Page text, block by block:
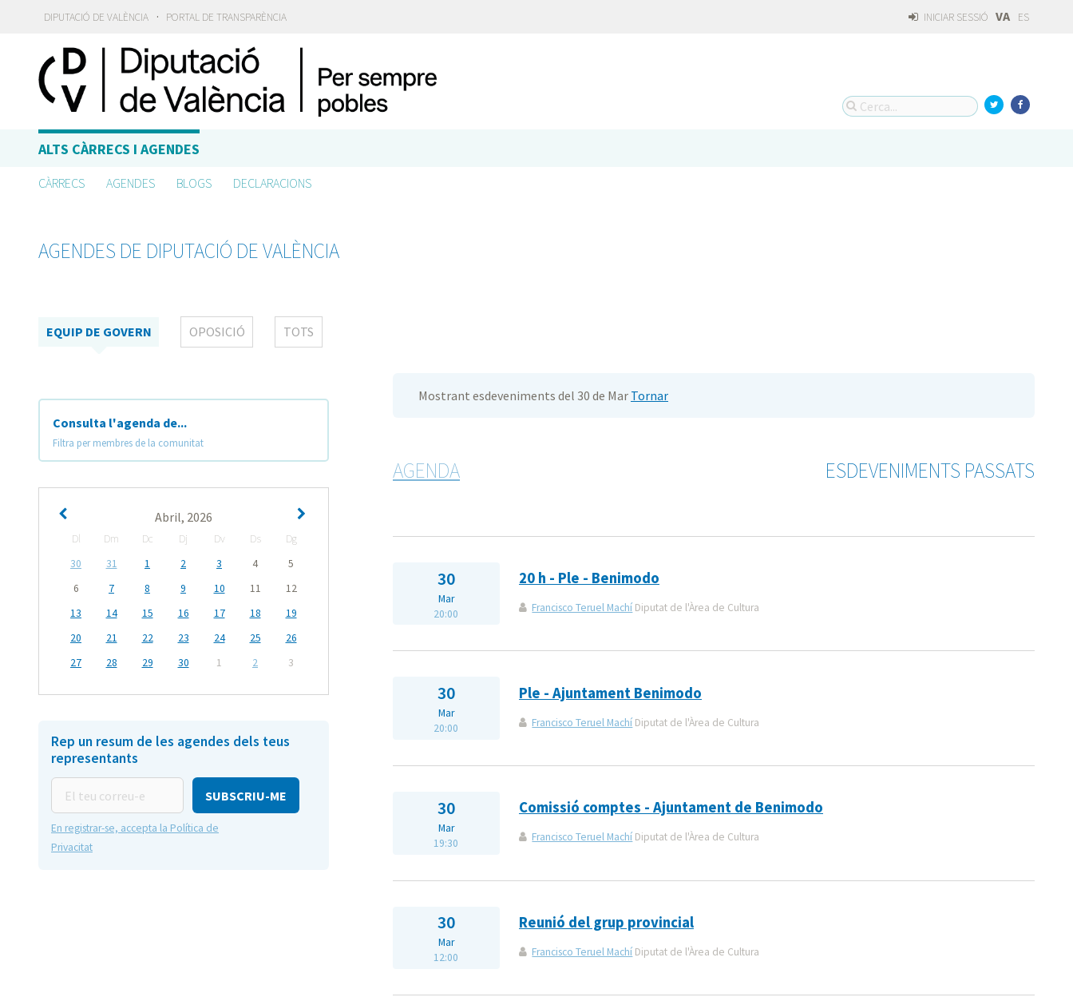
DIPUTACIÓ DE VALÈNCIA · PORTAL DE TRANSPARÈNCIA INICIAR SESSIÓ VA ES
ALTS CÀRRECS I AGENDES
CÀRRECS AGENDES BLOGS DECLARACIONS
AGENDES DE DIPUTACIÓ DE VALÈNCIA
EQUIP DE GOVERN OPOSICIÓ TOTS
Consulta l'agenda de...
Filtra per membres de la comunitat
Abril, 2026
Dl Dm Dc Dj Dv Ds
Dg
30
31 1 2 3 4
5
6
7 8 9 10 11
12
13
14 15 16 17 18
19
20
21 22 23 24 25
26
27
28 29 30 1 2 3
Rep un resum de les agendes dels teus
representants
teu
correu-
e
En registrar-se, accepta la Política de
Privacitat
Mostrant esdeveniments del 30 de Mar Tornar
AGENDA ESDEVENIMENTS PASSATS
30
Mar
20:00
20 h - Ple - Benimodo
Francisco Teruel Machí Diputat de l'Àrea de Cultura
30
Mar
20:00
Ple - Ajuntament Benimodo
Francisco Teruel Machí Diputat de l'Àrea de Cultura
30
Mar
19:30
Comissió comptes - Ajuntament de Benimodo
Francisco Teruel Machí Diputat de l'Àrea de Cultura
30
Mar
12:00
Reunió del grup provincial
Francisco Teruel Machí Diputat de l'Àrea de Cultura